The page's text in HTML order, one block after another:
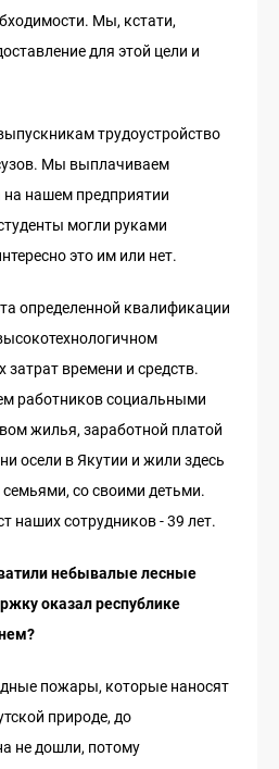
Мы, кстати,
для этой цели и
трудоустройство
Мы выплачиваем
нашем предприятии
могли руками
это им или нет.
определенной квалификации
времени и средств.
работников социальными
жилья, заработной платой
осели в Якутии и жили здесь
со своими детьми.
наших сотрудников - 39 лет.
небывалые лесные
оказал республике
пожары, которые наносят
природе, до
не дошли, потому